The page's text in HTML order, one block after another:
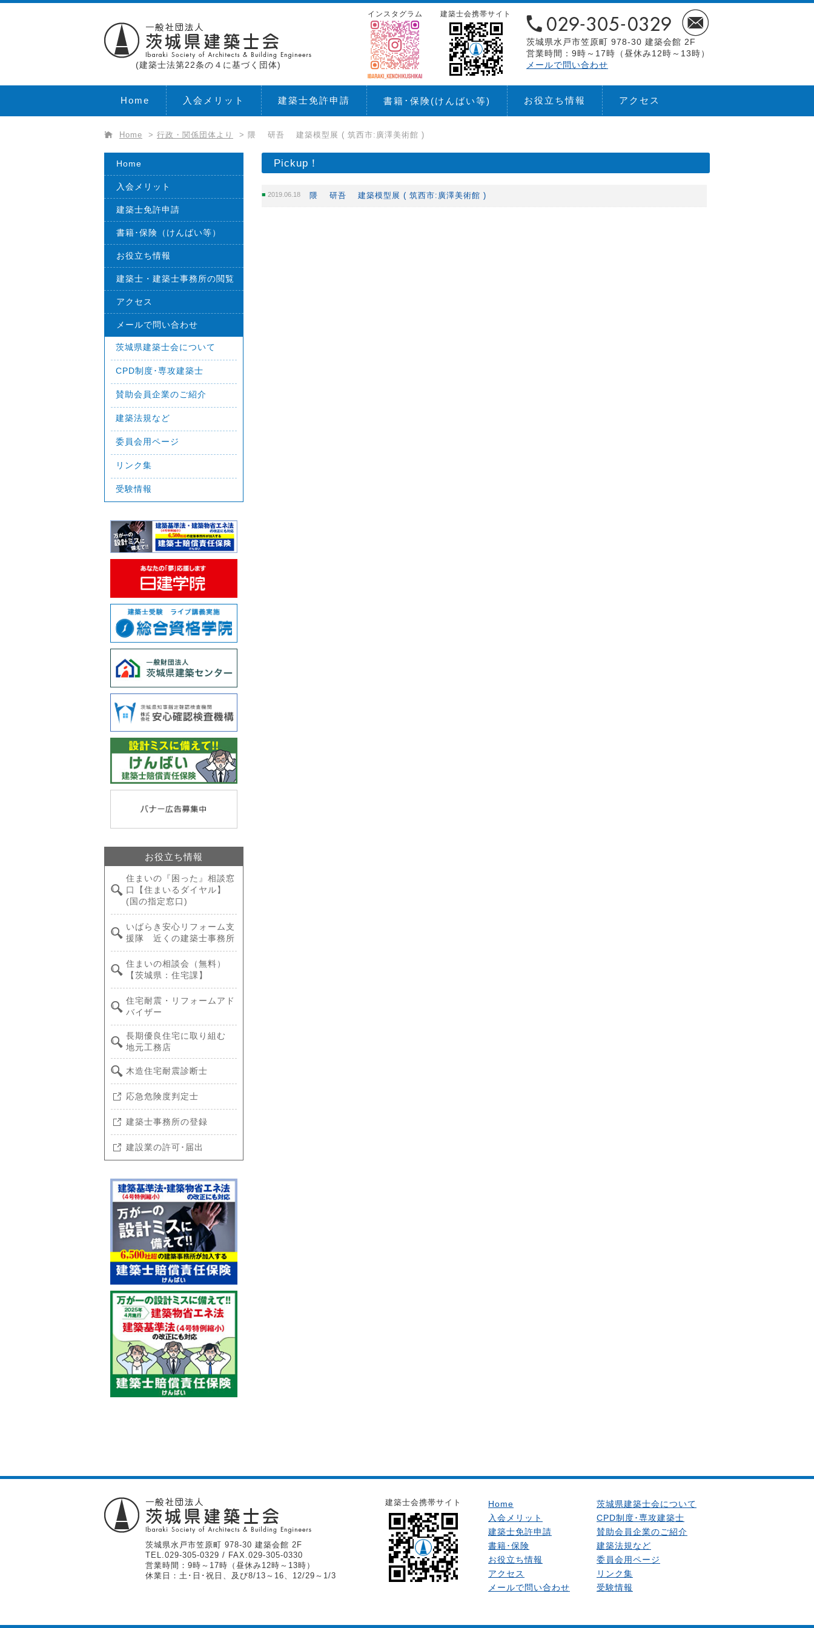
(建築士法第22条の４に基づく団体)
茨城県水戸市笠原町 978-30 建築会館 2F
営業時間：9時～17時（昼休み12時～13時）
メールで問い合わせ
建築士会携帯サイト
インスタグラム
Home 入会メリット 建築士免許申請 書籍･保険(けんばい等) お役立ち情報 アクセス
Home > 行政・関係団体より > 隈 研吾 建築模型展 ( 筑西市:廣澤美術館 )
Pickup！
2019.06.18 隈 研吾 建築模型展 ( 筑西市:廣澤美術館 )
Home
入会メリット
建築士免許申請
書籍･保険（けんばい等）
お役立ち情報
建築士・建築士事務所の閲覧
アクセス
メールで問い合わせ
茨城県建築士会について
CPD制度･専攻建築士
賛助会員企業のご紹介
建築法規など
委員会用ページ
リンク集
受験情報
お役立ち情報
住まいの『困った』相談窓
口【住まいるダイヤル】
(国の指定窓口)
いばらき安心リフォーム支
援隊 近くの建築士事務所
住まいの相談会（無料）
【茨城県：住宅課】
住宅耐震・リフォームアド
バイザー
長期優良住宅に取り組む
地元工務店
木造住宅耐震診断士
応急危険度判定士
建築士事務所の登録
建設業の許可･届出
茨城県水戸市笠原町 978-30 建築会館 2F
TEL. 029-305-0329 / FAX.029-305-0330
営業時間：9時～17時（昼休み12時～13時）
休業日：土･日･祝日、及び8/13～16、12/29～1/3
Home
入会メリット
建築士免許申請
書籍･保険
お役立ち情報
アクセス
メールで問い合わせ
茨城県建築士会について
CPD制度･専攻建築士
賛助会員企業のご紹介
建築法規など
委員会用ページ
リンク集
受験情報
建築士会携帯サイト